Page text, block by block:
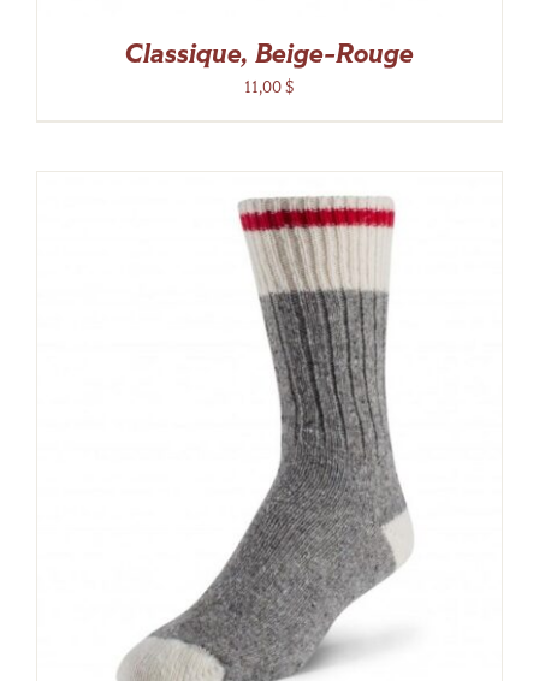
Classique, Beige-Rouge
11,00$